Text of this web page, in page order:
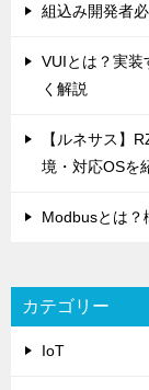
組込み開発者
VUIとは？実装
く解説
【ルネサス】
境・対応OSを
Modbusとは？
カテゴリー
IoT